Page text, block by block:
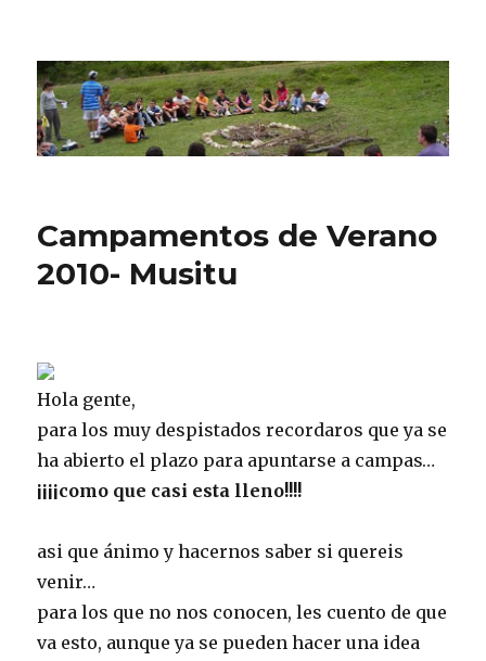
CPN Azterlariak
Campamentos de Verano
2010- Musitu
Hola gente,
para los muy despistados recordaros que ya se
ha abierto el plazo para apuntarse a campas…
¡¡¡¡como que casi esta lleno!!!!
asi que ánimo y hacernos saber si quereis
venir…
para los que no nos conocen, les cuento de que
va esto, aunque ya se pueden hacer una idea